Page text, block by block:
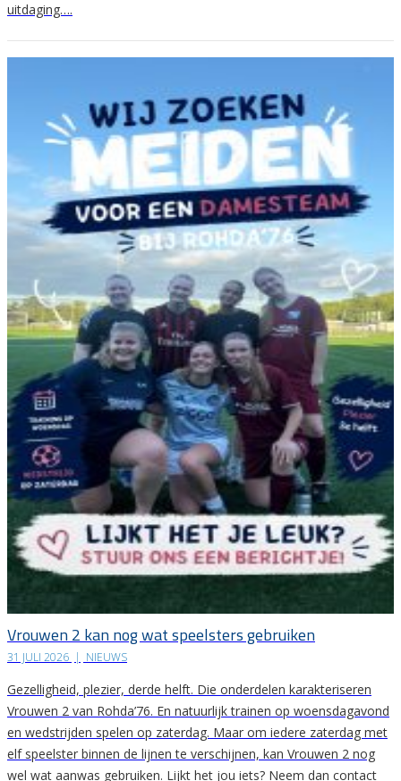
uitdaging….
Vrouwen 2 kan nog wat speelsters gebruiken
31 JULI 2026 | NIEUWS
Gezelligheid, plezier, derde helft. Die onderdelen karakteriseren
Vrouwen 2 van Rohda’76. En natuurlijk trainen op woensdagavond
en wedstrijden spelen op zaterdag. Maar om iedere zaterdag met
elf speelster binnen de lijnen te verschijnen, kan Vrouwen 2 nog
wel wat aanwas gebruiken. Lijkt het jou iets? Neem dan contact